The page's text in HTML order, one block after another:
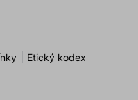
Etický kodex